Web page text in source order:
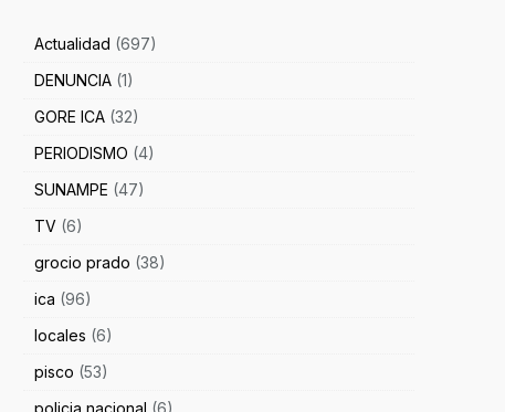
Actualidad (697)
DENUNCIA (1)
GORE ICA (32)
PERIODISMO (4)
SUNAMPE (47)
TV (6)
grocio prado (38)
ica (96)
locales (6)
pisco (53)